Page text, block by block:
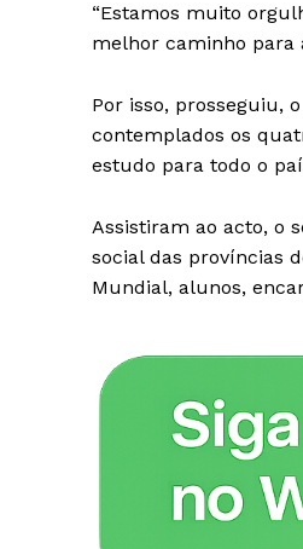
“Estamos muito
melhor caminho para
Por isso, prosseguiu,
contemplados os
estudo para todo o
Assistiram ao acto, o
social das províncias
Mundial, alunos,